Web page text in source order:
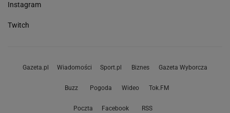
Instagram
Twitch
Gazeta.pl Wiadomości Sport.pl Biznes Gazeta Wyborcza
Buzz Pogoda Wideo Tok.FM
Poczta Facebook RSS